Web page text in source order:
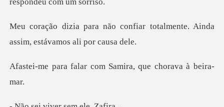
nfiar totalmente. Ainda
assim
ar com Samira, que